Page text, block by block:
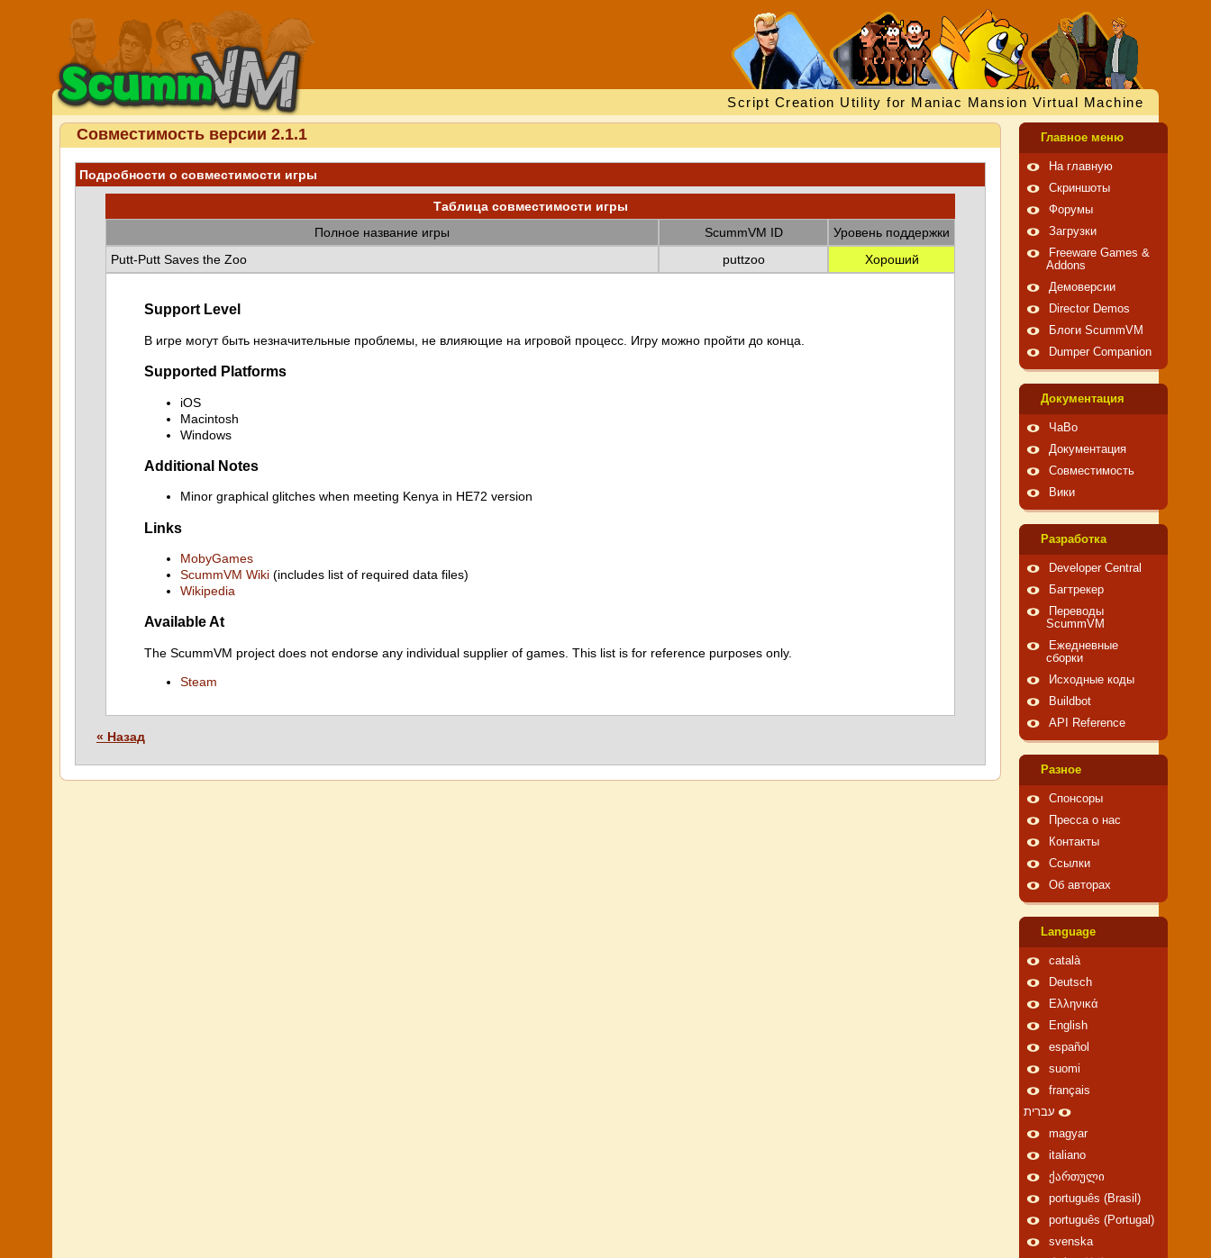
Script Creation Utility for Maniac Mansion Virtual Machine
Совместимость версии 2.1.1
Подробности о совместимости игры
Таблица совместимости игры
Полное название игры
ScummVM ID
Уровень поддержки
Putt-Putt Saves the Zoo
puttzoo Хороший
Support Level
В игре могут быть незначительные проблемы, не влияющие на игровой процесс. Игру можно пройти до конца.
Supported Platforms
iOS
Macintosh
Windows
Additional Notes
Minor graphical glitches when meeting Kenya in HE72 version
Links
MobyGames
ScummVM Wiki (includes list of required data files)
Wikipedia
Available At
The ScummVM project does not endorse any individual supplier of games. This list is for reference purposes only.
Steam
« Назад
Главное меню
На главную
Скриншоты
Форумы
Загрузки
Freeware Games &
Addons
Демоверсии
Director Demos
Блоги ScummVM
Dumper Companion
Документация
ЧаВо
Документация
Совместимость
Вики
Pазработка
Developer Central
Багтрекер
Переводы
ScummVM
Ежедневные
сборки
Исходные коды
Buildbot
API Reference
Pазное
Спонсоры
Пресса о нас
Контакты
Ссылки
Об авторах
Language
català
Deutsch
Ελληνικά
English
español
suomi
français
עברית
magyar
italiano
ქართული
português (Brasil)
português (Portugal)
svenska